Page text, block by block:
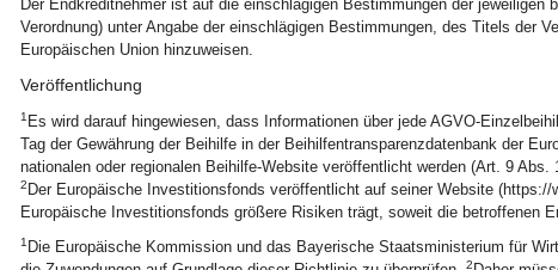
Der Endkreditnehmer ist auf die einschlägigen Bestimmungen der jeweiligen
Verordnung) unter Angabe der einschlägigen Bestimmungen, des Titels der
Europäischen Union hinzuweisen.
Veröffentlichung
1 Es wird darauf hingewiesen, dass Informationen über jede AGVO-
Tag der Gewährung der Beihilfe in der Beihilfentransparenzdatenbank der
nationalen oder regionalen Beihilfe-Website veröffentlicht werden (Art. 9
2 Der Europäische Investitionsfonds veröffentlicht auf seiner Website
Europäische Investitionsfonds größere Risiken trägt, soweit die betroffenen
1 Die Europäische Kommission und das Bayerische Staatsministerium für
2